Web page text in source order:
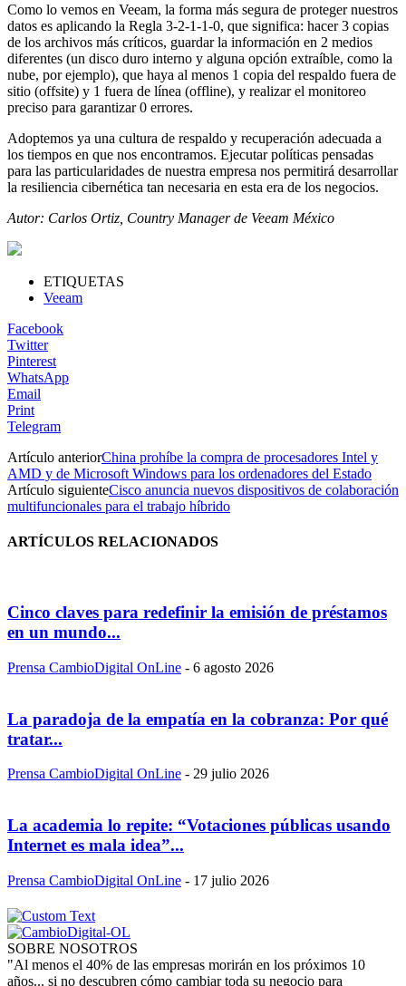
Como lo vemos en Veeam, la forma más segura de proteger nuestros
datos es aplicando la Regla 3-2-1-1-0, que significa: hacer 3 copias
de los archivos más críticos, guardar la información en 2 medios
diferentes (un disco duro interno y alguna opción extraíble, como la
nube, por ejemplo), que haya al menos 1 copia del respaldo fuera de
sitio (offsite) y 1 fuera de línea (offline), y realizar el monitoreo
preciso para garantizar 0 errores.
Adoptemos ya una cultura de respaldo y recuperación adecuada a
los tiempos en que nos encontramos. Ejecutar políticas pensadas
para las particularidades de nuestra empresa nos permitirá desarrollar
la resiliencia cibernética tan necesaria en esta era de los negocios.
Autor: Carlos Ortiz, Country Manager de Veeam México
ETIQUETAS
Veeam
Facebook
Twitter
Pinterest
WhatsApp
Email
Print
Telegram
Artículo anteriorChina prohíbe la compra de procesadores Intel y
AMD y de Microsoft Windows para los ordenadores del Estado
Artículo siguienteCisco anuncia nuevos dispositivos de colaboración
multifuncionales para el trabajo híbrido
ARTÍCULOS RELACIONADOS
Cinco claves para redefinir la emisión de préstamos
en un mundo...
Prensa CambioDigital OnLine - 6 agosto 2026
La paradoja de la empatía en la cobranza: Por qué
tratar...
Prensa CambioDigital OnLine - 29 julio 2026
La academia lo repite: “Votaciones públicas usando
Internet es mala idea”...
Prensa CambioDigital OnLine - 17 julio 2026
SOBRE NOSOTROS
"Al menos el 40% de las empresas morirán en los próximos 10
años... si no descubren cómo cambiar toda su negocio para